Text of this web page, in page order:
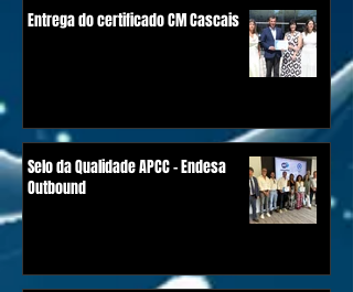
Entrega do certificado CM Cascais
Selo da Qualidade APCC - Endesa
Outbound